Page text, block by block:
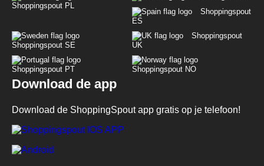
Shoppingspout PL
Shoppingspout
ES
Shoppingspout SE
Shoppingspout
UK
Shoppingspout PT Shoppingspout NO
Download de app
Download de ShoppingSpout app gratis op je telefoon!